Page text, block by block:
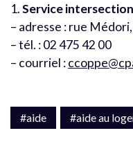
1.Service
– adresse : rue
– tél. : 02 475 42 00
– courriel :
#aide #aide au